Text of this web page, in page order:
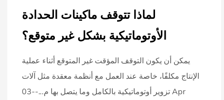
لماذا تتوقف ماكينات الحدادة
الأوتوماتيكية بشكل غير متوقع؟
يمكن أن يكون التوقف المؤقت غير المتوقع أثناء عملية
الإنتاج مكلفًا، خاصة عند العمل مع أنظمة معقدة مثل آلات
تزوير أوتوماتيكية بالكامل وما يتصل بها م...--03 Apr